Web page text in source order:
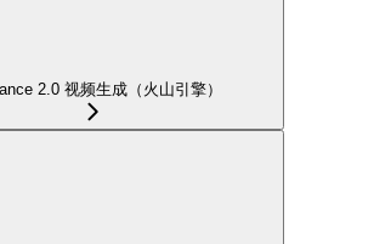
2.0 视频生成（火山引擎）